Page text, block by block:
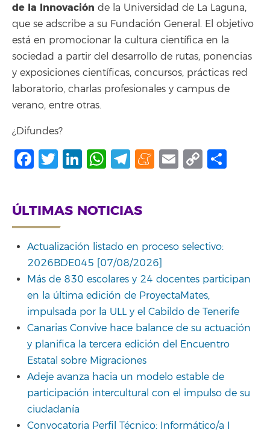
de la Innovación de la Universidad de La Laguna,
que se adscribe a su Fundación General. El objetivo
está en promocionar la cultura científica en la
sociedad a partir del desarrollo de rutas, ponencias
y exposiciones científicas, concursos, prácticas red
laboratorio, charlas profesionales y campus de
verano, entre otras.
¿Difundes?
Facebook
Twitter
LinkedIn
WhatsApp
Telegram
Meneame
Email
Copy
ÚLTIMAS NOTICIAS
Actualización listado en proceso selectivo:
2026BDE045 [07/08/2026]
Más de 830 escolares y 24 docentes participan
en la última edición de ProyectaMates,
impulsada por la ULL y el Cabildo de Tenerife
Canarias Convive hace balance de su actuación
y planifica la tercera edición del Encuentro
Estatal sobre Migraciones
Adeje avanza hacia un modelo estable de
participación intercultural con el impulso de su
ciudadanía
Convocatoria Perfil Técnico: Informático/a I